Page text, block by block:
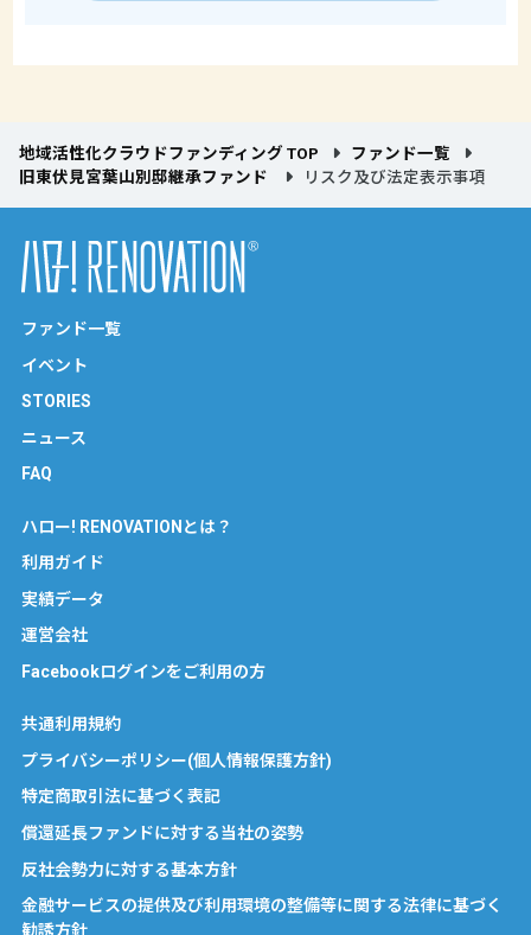
地域活性化クラウドファンディング TOP
ファンド一覧
旧東伏見宮葉山別邸継承ファンド
リスク及び法定表示事項
ファンド一覧
イベント
STORIES
ニュース
FAQ
ハロー! RENOVATIONとは？
利用ガイド
実績データ
運営会社
Facebookログインをご利用の方
共通利用規約
プライバシーポリシー(個人情報保護方針)
特定商取引法に基づく表記
償還延長ファンドに対する当社の姿勢
反社会勢力に対する基本方針
金融サービスの提供及び利用環境の整備等に関する法律に基づく
勧誘方針